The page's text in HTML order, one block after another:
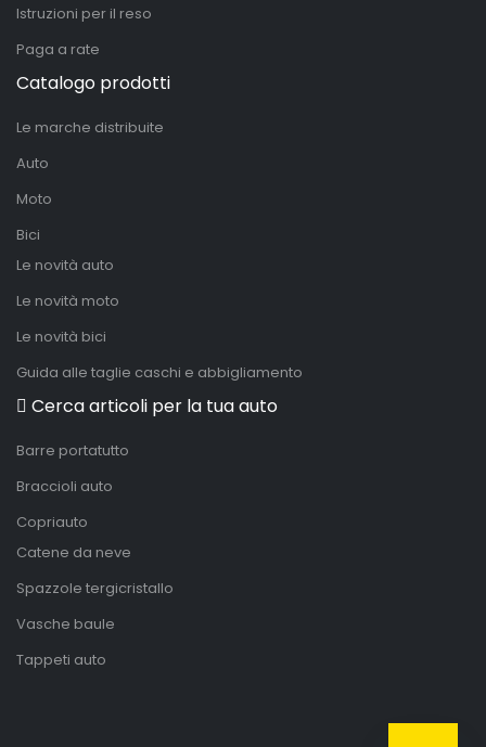
Istruzioni per il reso
Paga a rate
Catalogo prodotti
Le marche distribuite
Auto
Moto
Bici
Le novità auto
Le novità moto
Le novità bici
Guida alle taglie caschi e abbigliamento
Cerca articoli per la tua auto
Barre portatutto
Braccioli auto
Copriauto
Catene da neve
Spazzole tergicristallo
Vasche baule
Tappeti auto